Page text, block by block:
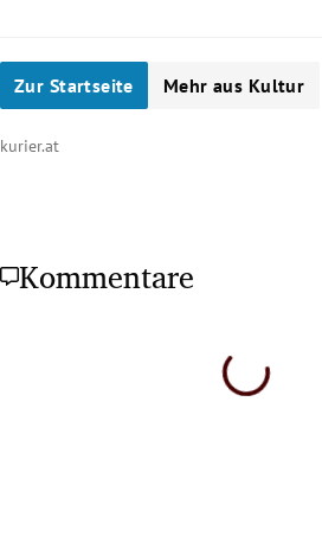
Zur Startseite Mehr aus Kultur
kurier.at
Kommentare